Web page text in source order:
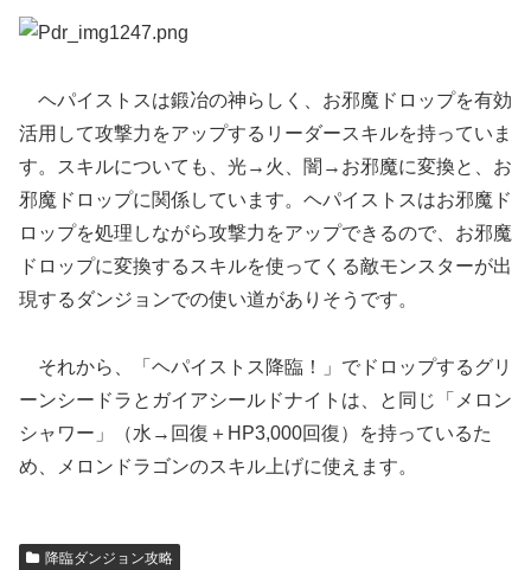
ヘパイストスは鍛冶の神らしく、お邪魔ドロップを有効
活用して攻撃力をアップするリーダースキルを持っていま
す。スキルについても、光→火、闇→お邪魔に変換と、お
邪魔ドロップに関係しています。ヘパイストスはお邪魔ド
ロップを処理しながら攻撃力をアップできるので、お邪魔
ドロップに変換するスキルを使ってくる敵モンスターが出
現するダンジョンでの使い道がありそうです。
それから、「ヘパイストス降臨！」でドロップするグリ
ーンシードラとガイアシールドナイトは、と同じ「メロン
シャワー」（水→回復＋HP3,000回復）を持っているた
め、メロンドラゴンのスキル上げに使えます。
降臨ダンジョン攻略